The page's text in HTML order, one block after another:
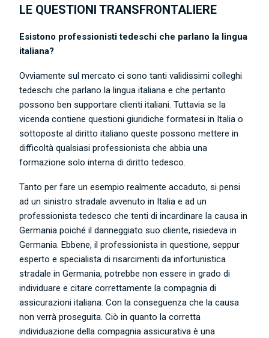
LE QUESTIONI TRANSFRONTALIERE
Esistono professionisti tedeschi che parlano la lingua
italiana?
Ovviamente sul mercato ci sono tanti validissimi colleghi
tedeschi che parlano la lingua italiana e che pertanto
possono ben supportare clienti italiani. Tuttavia se la
vicenda contiene questioni giuridiche formatesi in Italia o
sottoposte al diritto italiano queste possono mettere in
difficoltà qualsiasi professionista che abbia una
formazione solo interna di diritto tedesco.
Tanto per fare un esempio realmente accaduto, si pensi
ad un sinistro stradale avvenuto in Italia e ad un
professionista tedesco che tenti di incardinare la causa in
Germania poiché il danneggiato suo cliente, risiedeva in
Germania. Ebbene, il professionista in questione, seppur
esperto e specialista di risarcimenti da infortunistica
stradale in Germania, potrebbe non essere in grado di
individuare e citare correttamente la compagnia di
assicurazioni italiana. Con la conseguenza che la causa
non verrà proseguita. Ciò in quanto la corretta
individuazione della compagnia assicurativa è una